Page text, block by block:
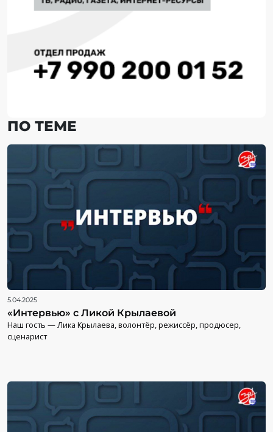
ПО ТЕМЕ
5.04.2025
«Интервью» с Ликой Крылаевой
Наш гость — Лика Крылаева, волонтёр, режиссёр, продюсер,
сценарист